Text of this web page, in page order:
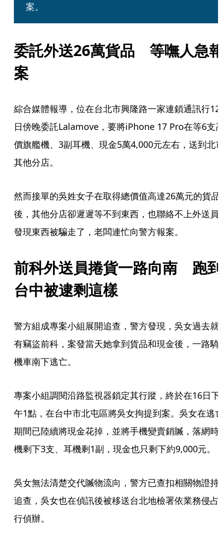
案。
委託外送26萬貨品　等嘸人急
案
綜合媒體報導，位在台北市興隆路一家連鎖通訊行12
日傍晚委託Lalamove，要將iPhone 17 Pro在等6支
價旗艦機、3副耳機、現金5萬4,000元左右，送到北
其他分店。
然而接單的吳姓女子在取得總價值高達26萬元的貨品
後，其他分店卻遲遲等不到東西，也聯絡不上外送員
發現東西被騙走了，老闆連忙向警方報案。
前科外送員捲貨一路向南　跑到
台中被逮剩這樣
警方組成專案小組展開追查，警方發現，吳女過去就
有竊盜前科，案發當天她拿到貨品和現金後，一路騎
機車南下逃亡。
專案小組調閱沿路監視器鎖定其行蹤，終於在16日下
午1點，在台中市北屯區將吳女拘提到案。吳女在逃
期間已陸續將現金花掉，並將手機變賣銷贓，落網時
機剩下3支、耳機剩1副，現金也只剩下約9,000元。
吳女無法清楚交代贓物流向，警方已查扣相關物證持
追查，吳女也在偵訊後被移送台北地檢署依業務侵占
行偵辦。